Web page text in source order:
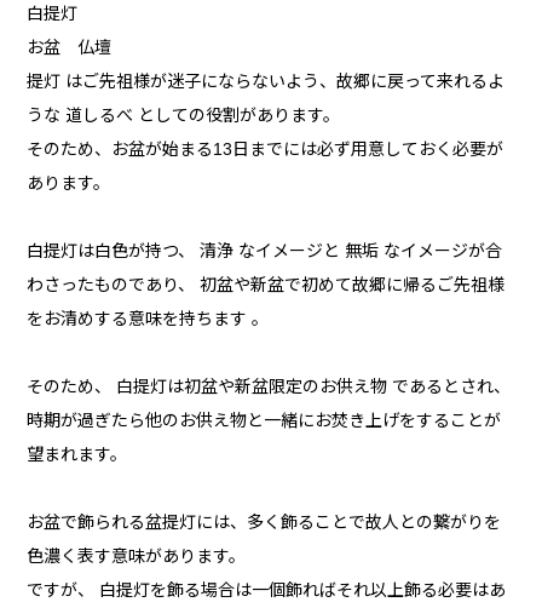
白提灯
お盆 仏壇
提灯 はご先祖様が迷子にならないよう、故郷に戻って来れるよ
うな 道しるべ としての役割があります。
そのため、お盆が始まる13日までには必ず用意しておく必要が
あります。
白提灯は白色が持つ、 清浄 なイメージと 無垢 なイメージが合
わさったものであり、 初盆や新盆で初めて故郷に帰るご先祖様
をお清めする意味を持ちます 。
そのため、 白提灯は初盆や新盆限定のお供え物 であるとされ、
時期が過ぎたら他のお供え物と一緒にお焚き上げをすることが
望まれます。
お盆で飾られる盆提灯には、多く飾ることで故人との繋がりを
色濃く表す意味があります。
ですが、 白提灯を飾る場合は一個飾ればそれ以上飾る必要はあ